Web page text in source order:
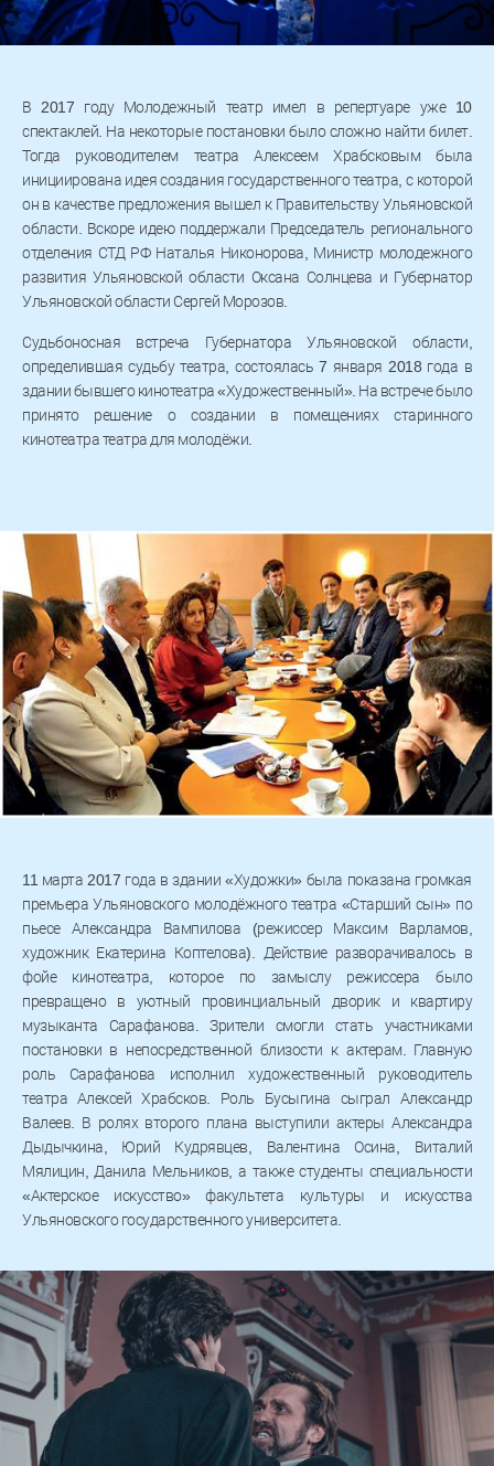
В 2017 году Молодежный театр имел в репертуаре уже 10
спектаклей. На некоторые постановки было сложно найти билет.
Тогда руководителем театра Алексеем Храбсковым была
инициирована идея создания государственного театра, с которой
он в качестве предложения вышел к Правительству Ульяновской
области. Вскоре идею поддержали Председатель регионального
отделения СТД РФ Наталья Никонорова, Министр молодежного
развития Ульяновской области Оксана Солнцева и Губернатор
Ульяновской области Сергей Морозов.
Судьбоносная встреча Губернатора Ульяновской области,
определившая судьбу театра, состоялась 7 января 2018 года в
здании бывшего кинотеатра «Художественный». На встрече было
принято решение о создании в помещениях старинного
кинотеатра театра для молодёжи.
11 марта 2017 года в здании «Художки» была показана громкая
премьера Ульяновского молодёжного театра «Старший сын» по
пьесе Александра Вампилова (режиссер Максим Варламов,
художник Екатерина Коптелова). Действие разворачивалось в
фойе кинотеатра, которое по замыслу режиссера было
превращено в уютный провинциальный дворик и квартиру
музыканта Сарафанова. Зрители смогли стать участниками
постановки в непосредственной близости к актерам. Главную
роль Сарафанова исполнил художественный руководитель
театра Алексей Храбсков. Роль Бусыгина сыграл Александр
Валеев. В ролях второго плана выступили актеры Александра
Дыдычкина, Юрий Кудрявцев, Валентина Осина, Виталий
Мялицин, Данила Мельников, а также студенты специальности
«Актерское искусство» факультета культуры и искусства
Ульяновского государственного университета.